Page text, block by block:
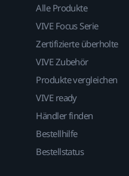
Alle Produkte
VIVE Focus Serie
Zertifizierte überholte
VIVE Zubehör
Produkte vergleichen
VIVE ready
Händler finden
Bestellhilfe
Bestellstatus